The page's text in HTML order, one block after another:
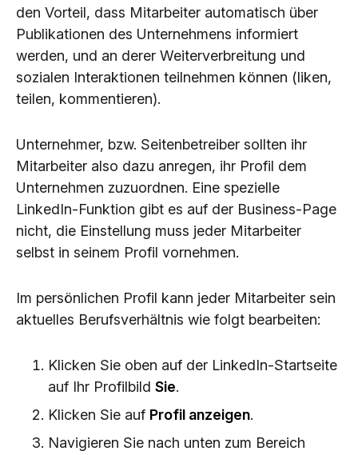
den Vorteil, dass Mitarbeiter automatisch über
Publikationen des Unternehmens informiert
werden, und an derer Weiterverbreitung und
sozialen Interaktionen teilnehmen können (liken,
teilen, kommentieren).
Unternehmer, bzw. Seitenbetreiber sollten ihr
Mitarbeiter also dazu anregen, ihr Profil dem
Unternehmen zuzuordnen. Eine spezielle
LinkedIn-Funktion gibt es auf der Business-Page
nicht, die Einstellung muss jeder Mitarbeiter
selbst in seinem Profil vornehmen.
Im persönlichen Profil kann jeder Mitarbeiter sein
aktuelles Berufsverhältnis wie folgt bearbeiten:
Klicken Sie oben auf der LinkedIn-Startseite
auf Ihr Profilbild Sie.
Klicken Sie auf Profil anzeigen.
Navigieren Sie nach unten zum Bereich